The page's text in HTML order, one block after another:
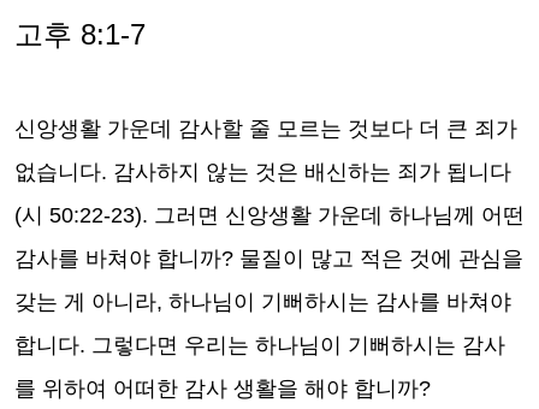
고후 8:1-7
신앙생활 가운데 감사할 줄 모르는 것보다 더 큰 죄가
없습니다. 감사하지 않는 것은 배신하는 죄가 됩니다
(시 50:22-23). 그러면 신앙생활 가운데 하나님께 어떤
감사를 바쳐야 합니까? 물질이 많고 적은 것에 관심을
갖는 게 아니라, 하나님이 기뻐하시는 감사를 바쳐야
합니다. 그렇다면 우리는 하나님이 기뻐하시는 감사
를 위하여 어떠한 감사 생활을 해야 합니까?